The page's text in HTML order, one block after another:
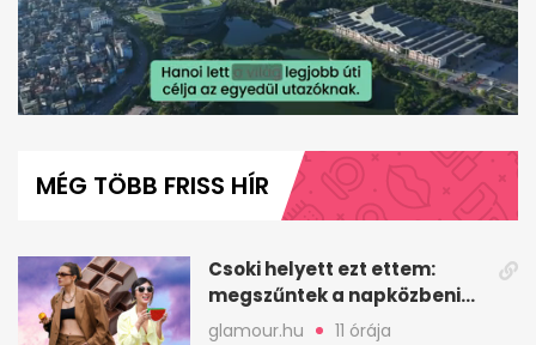
minute,
MÉG TÖBB FRISS HÍR
Csoki helyett ezt ettem:
megszűntek a napközbeni
nassolási rohamok
glamour.hu 11 órája